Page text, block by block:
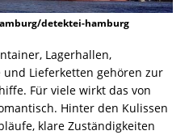
detektei-hamburg
Lagerhallen,
Lieferketten gehören zur
Für viele wirkt das von
Hinter den Kulissen
klare Zuständigkeiten